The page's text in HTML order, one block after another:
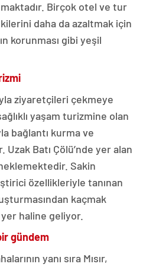
Birçok otel ve tur
daha da azaltmak için
korunması gibi yeşil
ziyaretçileri çekmeye
yaşam turizmine olan
bağlantı kurma ve
Batı Çölü’nde yer alan
Sakin
özellikleriyle tanınan
kaçmak
haline geliyor.
gündem
yanı sıra Mısır,